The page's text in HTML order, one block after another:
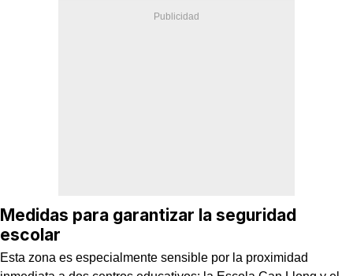
Medidas para garantizar la seguridad
escolar
Esta zona es especialmente sensible por la proximidad